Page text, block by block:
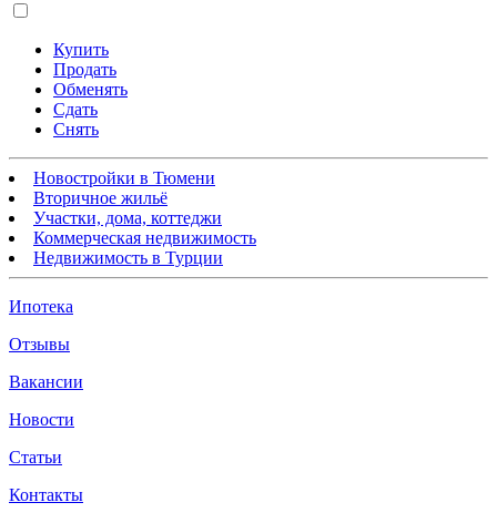
Купить
Продать
Обменять
Сдать
Снять
Новостройки в Тюмени
Вторичное жильё
Участки, дома, коттеджи
Коммерческая недвижимость
Недвижимость в Турции
Ипотека
Отзывы
Вакансии
Новости
Статьи
Контакты